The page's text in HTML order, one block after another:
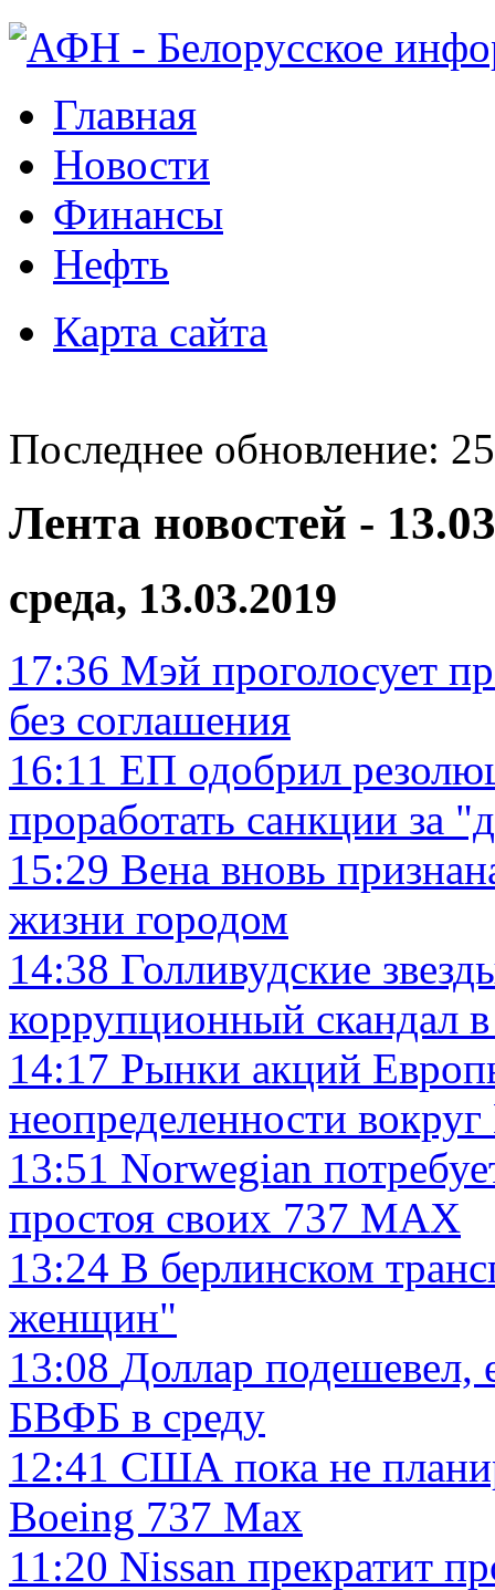
Главная
Новости
Финансы
Нефть
Карта сайта
Последнее обновление:
Лента новостей -
среда, 13.03.2019
17:36 Мэй проголосует
без соглашения
16:11 ЕП одобрил
проработать санкции за
15:29 Вена вновь
жизни городом
14:38 Голливудские
коррупционный
14:17 Рынки акций
неопределенности
13:51 Norwegian
простоя своих 737 MAX
13:24 В берлинском
женщин"
13:08 Доллар подешевел,
БВФБ в среду
12:41 США пока не
Boeing 737 Mах
11:20 Nissan прекратит